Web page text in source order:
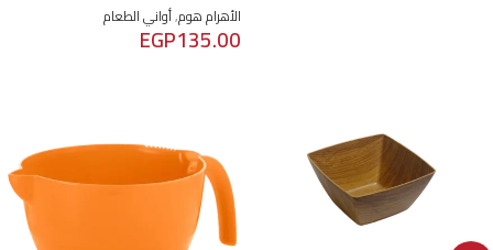
الأهرام هوم,أواني الطعام
EGP135.00